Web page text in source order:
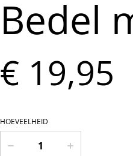
Bedel
€ 19,95
HOEVEELHEID